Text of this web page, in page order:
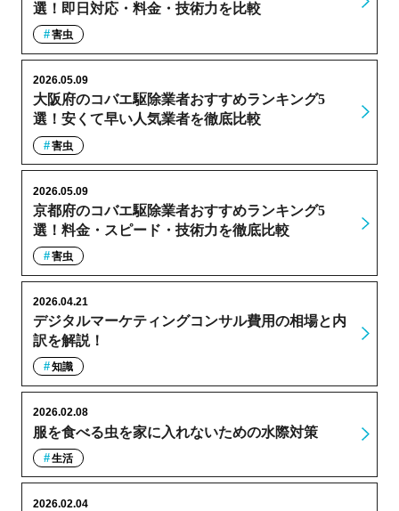
選！即日対応・料金・技術力を比較
害虫
大阪府のコバエ駆除業者おすすめランキング5
選！安くて早い人気業者を徹底比較
2026.05.09
害虫
京都府のコバエ駆除業者おすすめランキング5
選！料金・スピード・技術力を徹底比較
2026.05.09
害虫
デジタルマーケティングコンサル費用の相場と内
訳を解説！
2026.04.21
知識
服を食べる虫を家に入れないための水際対策
2026.02.08
生活
2026.02.04